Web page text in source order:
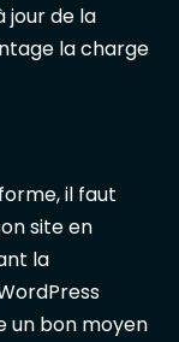
jour de la
la charge
il faut
site en
la
un bon moyen